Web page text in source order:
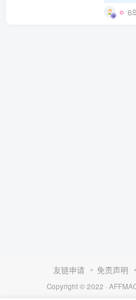
6
友链申请 免责声明
Copyright © 2022 ·